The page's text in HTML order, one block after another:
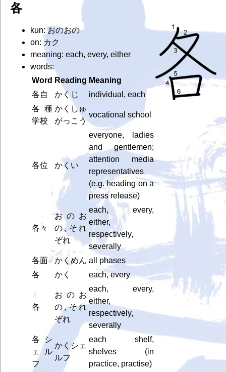
各
kun: おのおの
on: カク
meaning: each, every, either
words:
Word Reading Meaning
各自
かくじ
individual, each
各種
学校
かくしゅ
がっこう
vocational school
各位 かくい
everyone, ladies
and gentlemen;
attention media
representatives
(e.g. heading on a
press release)
各々
おのお
の, それ
ぞれ
each, every,
either,
respectively,
severally
各面
かくめん all phases
各
かく each, every
各
おのお
の, それ
ぞれ
each, every,
either,
respectively,
severally
各シ
ェル
フ
かくシェ
ルフ
each shelf,
shelves (in
practice, practise)